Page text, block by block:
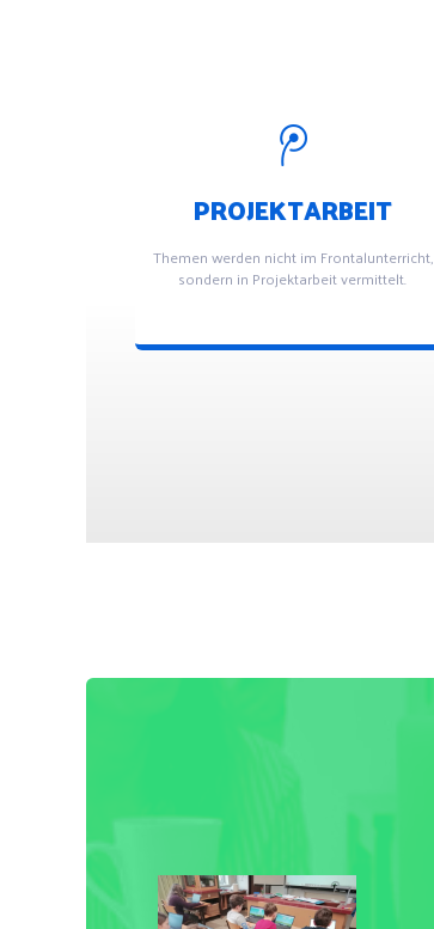
PROJEKTARBEIT
Themen werden nicht im Frontalunterricht,
sondern in Projektarbeit vermittelt.